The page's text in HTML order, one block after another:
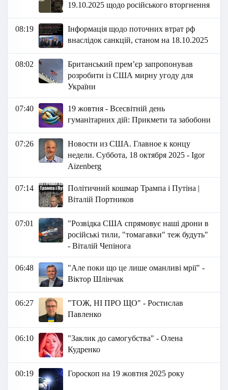
19.10.2025 щодо російського вторгнення
08:19
Інформація щодо поточних втрат рф
внаслідок санкцій, станом на 18.10.2025
08:02
Британський прем’єр запропонував
розробити із США мирну угоду для
України
07:40
19 жовтня - Всесвітній день
гуманітарних дій: Прикмети та забобони
07:26
Новости из США. Главное к концу
недели. Суббота, 18 октября 2025 - Igor
Aizenberg
07:14
Політичний кошмар Трампа і Путіна |
Віталій Портников
07:01
"Розвідка США спрямовує наші дрони в
російські тили, "томагавки" теж будуть"
- Віталій Чепінога
06:48
"Але поки що це лише оманливі мрії" -
Віктор Шлінчак
06:27
"ТОЖ, НІ ПРО ЩО" - Ростислав
Павленко
06:10
"Заклик до самогубства" - Олена
Кудренко
00:19 Гороскоп на 19 жовтня 2025 року